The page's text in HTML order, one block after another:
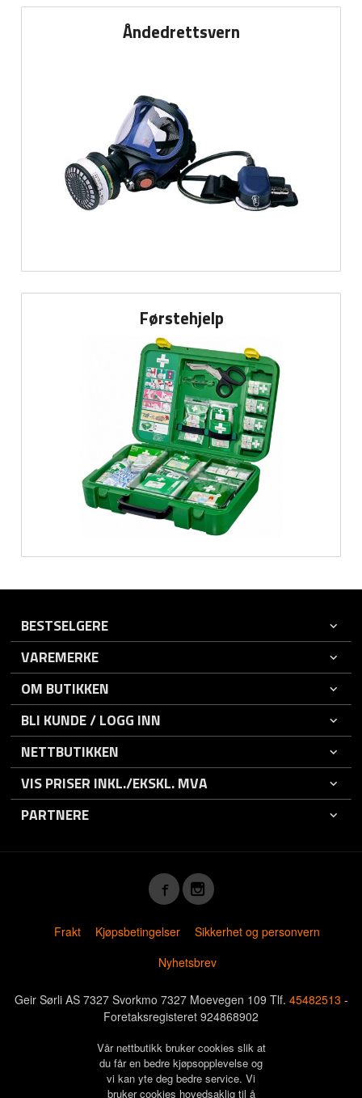
Åndedrettsvern
Førstehjelp
BESTSELGERE
VAREMERKE
OM BUTIKKEN
BLI KUNDE / LOGG INN
NETTBUTIKKEN
VIS PRISER INKL./EKSKL. MVA
PARTNERE
Frakt Kjøpsbetingelser
Sikkerhet og personvern
Nyhetsbrev
Geir Sørli AS 7327 Svorkmo 7327 Moevegen 109 Tlf. 45482513 -
Foretaksregisteret 924868902
Vår nettbutikk bruker cookies slik at
du får en bedre kjøpsopplevelse og
vi kan yte deg bedre service. Vi
bruker cookies hovedsaklig til å